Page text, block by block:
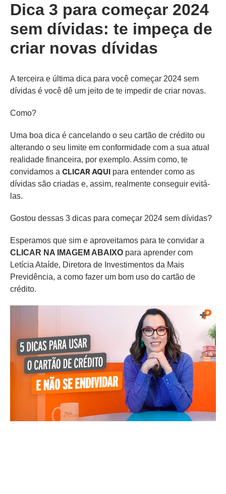
Dica 3 para começar 2024
sem dívidas: te impeça de
criar novas dívidas
A terceira e última dica para você começar 2024 sem
dívidas é você dê um jeito de te impedir de criar novas.
Como?
Uma boa dica é cancelando o seu cartão de crédito ou
alterando o seu limite em conformidade com a sua atual
realidade financeira, por exemplo. Assim como, te
convidamos a CLICAR AQUI para entender como as
dívidas são criadas e, assim, realmente conseguir evitá-
las.
Gostou dessas 3 dicas para começar 2024 sem dívidas?
Esperamos que sim e aproveitamos para te convidar a
CLICAR NA IMAGEM ABAIXO para aprender com
Letícia Ataíde, Diretora de Investimentos da Mais
Previdência, a como fazer um bom uso do cartão de
crédito.